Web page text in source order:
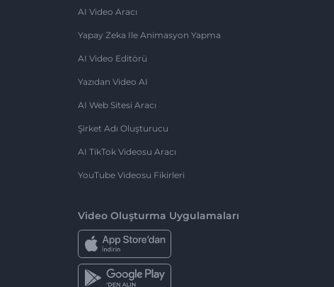
AI Video Aracı
Yapay Zeka Ile Animasyon Yapma
AI Video Editörü
Yazıdan Video AI
AI Web Sitesi Aracı
Şirket Adı Oluşturucu
AI TikTok Videosu Aracı
YouTube Videosu Fikirleri
Video Oluşturma Uygulamaları